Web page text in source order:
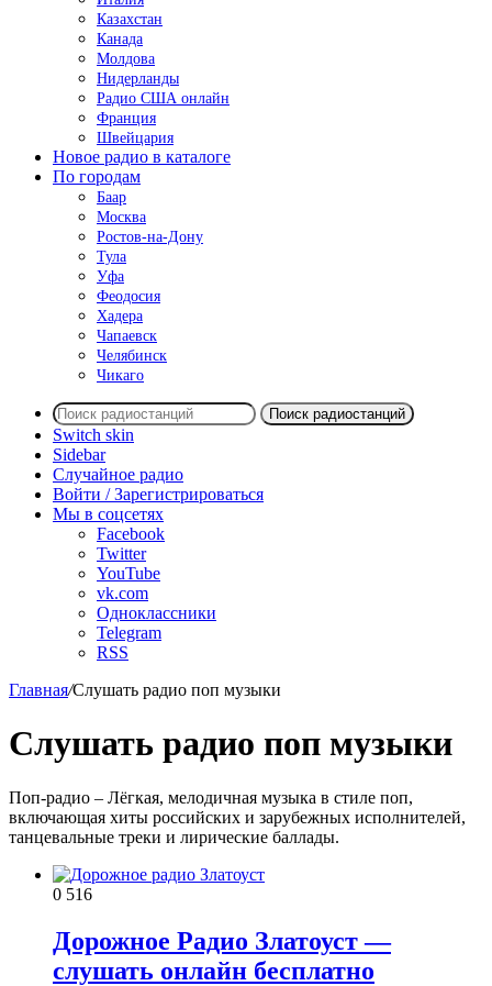
Казахстан
Канада
Молдова
Нидерланды
Радио США онлайн
Франция
Швейцария
Новое радио в каталоге
По городам
Баар
Москва
Ростов-на-Дону
Тула
Уфа
Феодосия
Хадера
Чапаевск
Челябинск
Чикаго
Поиск радиостанций
Switch skin
Sidebar
Случайное радио
Войти / Зарегистрироваться
Мы в соцсетях
Facebook
Twitter
YouTube
vk.com
Одноклассники
Telegram
RSS
Главная/Слушать радио поп музыки
Слушать радио поп музыки
Поп-радио – Лёгкая, мелодичная музыка в стиле поп,
включающая хиты российских и зарубежных исполнителей,
танцевальные треки и лирические баллады.
0 516
Дорожное Радио Златоуст —
слушать онлайн бесплатно